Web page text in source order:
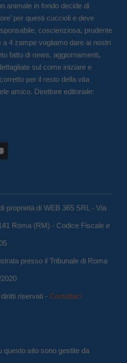
animale in fondo decide di
per questi cuccioli e deve
coscienziosa, prudente
a 4 zampe vogliamo dare ai nostri
fatto di news, aggiornamenti,
sul come iniziare e
per il resto della vita
amico. Direttore editoriale:
proprietà di WEB 365 SRL - Via
Roma (RM) - Codice Fiscale e
presso il Tribunale di Roma
riservati - Contattaci
questo sito sono gestite da